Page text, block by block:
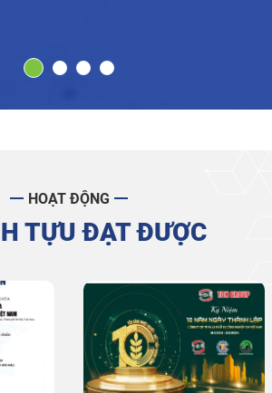
HOẠT ĐỘNG
TỰU ĐẠT ĐƯỢC